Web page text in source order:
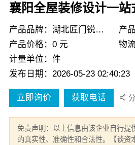
襄阳全屋装修设计一站
产品品牌：湖北匠门锐府装饰
产
产品价格：0 元
物
计量单位：件
发布日期：2026-05-23 02:40:23
立即询价 获取电话
免责声明：以上信息由该企业自行提
的真实性、准确性和合法性。【谈资